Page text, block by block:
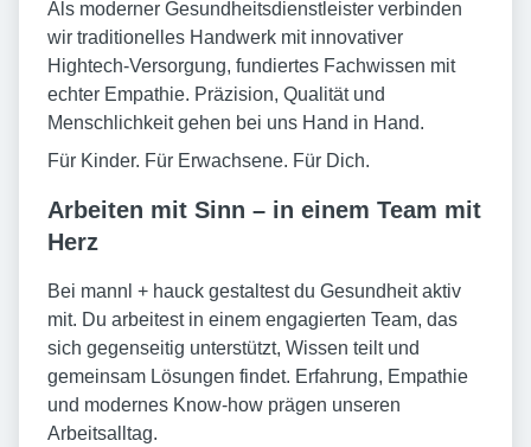
Als moderner Gesundheitsdienstleister verbinden
wir traditionelles Handwerk mit innovativer
Hightech-Versorgung, fundiertes Fachwissen mit
echter Empathie. Präzision, Qualität und
Menschlichkeit gehen bei uns Hand in Hand.
Für Kinder. Für Erwachsene. Für Dich.
Arbeiten mit Sinn – in einem Team mit
Herz
Bei mannl + hauck gestaltest du Gesundheit aktiv
mit. Du arbeitest in einem engagierten Team, das
sich gegenseitig unterstützt, Wissen teilt und
gemeinsam Lösungen findet. Erfahrung, Empathie
und modernes Know-how prägen unseren
Arbeitsalltag.